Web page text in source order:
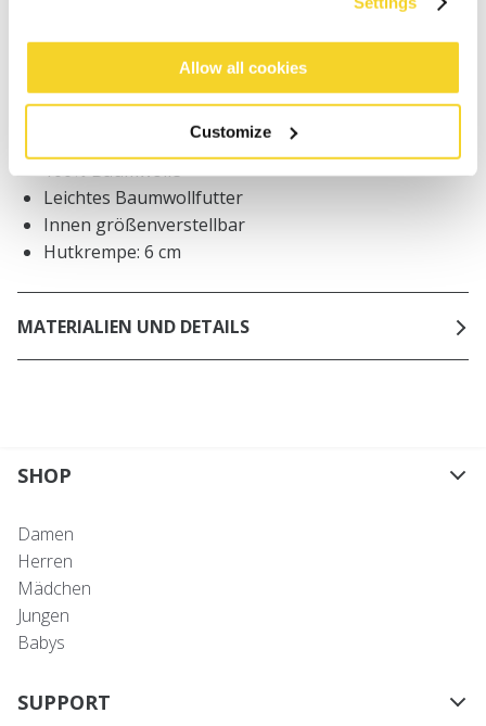
Allow all cookies
Customize
BESCHREIBUNG
Fischerhut aus Frottee
100% Baumwolle
Leichtes Baumwollfutter
Innen größenverstellbar
Hutkrempe: 6 cm
MATERIALIEN UND DETAILS
SHOP
Damen
Herren
Mädchen
Jungen
Babys
SUPPORT